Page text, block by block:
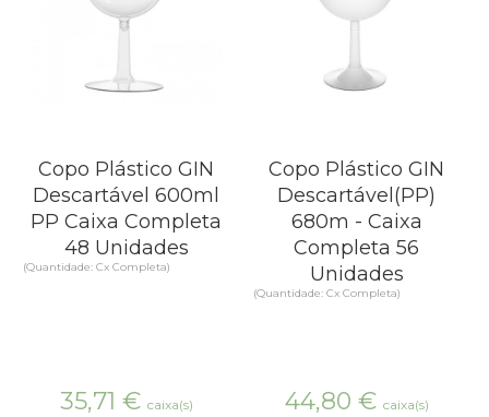
Copo Plástico GIN
Descartável 600ml
PP Caixa Completa
48 Unidades
(Quantidade: Cx Completa)
35,71 € caixa(s)
Copo Plástico GIN
Descartável(PP)
680m - Caixa
Completa 56
Unidades
(Quantidade: Cx Completa)
44,80 € caixa(s)